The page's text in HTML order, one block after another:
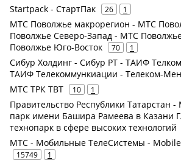
Startpack - СтартПак 26 1
МТС Поволжье макрорегион - МТС
Поволжье Северо-Запад - МТС
Поволжье Юго-Восток
70 1
Сибур Холдинг - Сибур РТ - ТАИФ
ТАИФ Телекоммункиации - Телеком-
МТС ТРК ТВТ 10 1
Правительство Республики
парк имени Башира Рамеева в Казани
технопарк в сфере высоких технологий
МТС - Мобильные ТелеСистемы - Mobile
15749 1